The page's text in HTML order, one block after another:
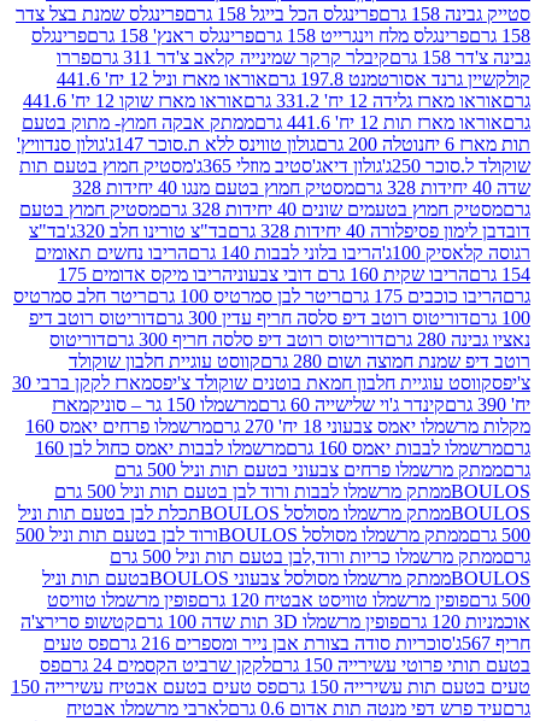
פרינגלס הכל בייגל 158 גרם
פרינגלס שמנת בצל צדר
מלח וינגרייט 158 גרם
פרינגלס ראנץ' 158 גרם
פרינגלס
קיבלר קרקר שמינייה קלאב צ'דר 311 גרם
פררו
197.8 גרם
אוראו מארז וניל 12 יח' 441.6
12 יח' 331.2 גרם
אוראו מארז שוקו 12 יח' 441.6
12 יח' 441.6 גרם
ממתק אבקה חמוץ- מתוק בטעם
נוטלה 200 גרם
גולון טווינס ללא ת.סוכר 147ג'
גולון סנדוויץ'
250ג'
גולון דיאג'סטיב מוזלי 365ג'
מסטיק חמוץ בטעם תות
מסטיק חמוץ בטעם מנגו 40 יחידות 328
בטעמים שונים 40 יחידות 328 גרם
מסטיק חמוץ בטעם
40 יחידות 328 גרם
בד"צ טורינו חלב 320ג'
בד"צ
הריבו בלוני לבבות 140 גרם
הריבו נחשים תאומים
160 גרם דובי צבעוני
הריבו מיקס אדומים 175
175 גרם
ריטר לבן סמרטיס 100 גרם
ריטר חלב סמרטיס
רוטב דיפ סלסה חריף עדין 300 גרם
דוריטוס רוטב דיפ
דוריטוס רוטב דיפ סלסה חריף 300 גרם
דוריטוס
חמוצה ושום 280 גרם
קווסט עוגיית חלבון שוקולד
עוגיית חלבון חמאת בוטנים שוקולד צ'יפס
מארז לקקן ברבי 30
קינדר ג'וי שלישייה 60 גרם
מרשמלו 150 גר – סוניק
מארז
צבעוני 18 יח' 270 גרם
מרשמלו פרחים יאמס 160
יאמס 160 גרם
מרשמלו לבבות יאמס כחול לבן 160
ממתק מרשמלו פרחים צבעוני בטעם תות וניל 500 גרם
ממתק מרשמלו לבבות ורוד לבן בטעם תות וניל 500 גרם
ממתק מרשמלו מסולסל BOULOSתכלת לבן בטעם תות וניל
ממתק מרשמלו מסולסל BOULOSורוד לבן בטעם תות וניל 500
ממתק מרשמלו כריות ורוד,לבן בטעם תות וניל 500 גרם
ממתק מרשמלו מסולסל צבעוני BOULOSבטעם תות וניל
מרשמלו טוויסט אבטיח 120 גרם
פופין מרשמלו טוויסט
פופין מרשמלו 3D תות שדה 100 גרם
קטשופ סרירצ'ה
סוכריות סודה בצורת אבן נייר ומספרים 216 גרם
פס טעים
עשירייה 150 גרם
לקקן שרביט הקסמים 24 גרם
פס
עשירייה 150 גרם
פס טעים בטעם אבטיח עשירייה 150
מנטה תות אדום 0.6 גרם
לארבי מרשמלו אבטיח